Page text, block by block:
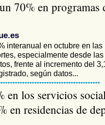
70% en programas
interanual en octubre en las
especialmente desde
frente al incremento del
según datos...
en los servicios
en residencias de